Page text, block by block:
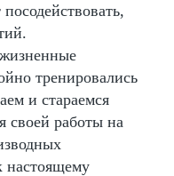
тренировались
и стараемся
своей работы на
настоящему